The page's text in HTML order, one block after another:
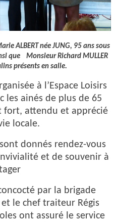
ALBERT née JUNG, 95 ans sous
que
Monsieur Richard MULLER
présents en salle.
à l’Espace Loisirs
les ainés de plus de 65
fort, attendu et apprécié
locale.
donnés rendez-vous
et de souvenir à
par la brigade
le chef traiteur Régis
ont assuré le service